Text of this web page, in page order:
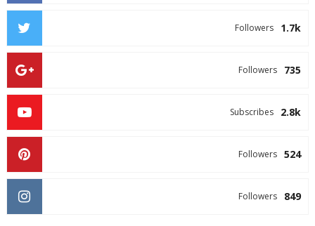
1.7k
Followers
735
Followers
2.8k
Subscribes
524
Followers
849
Followers